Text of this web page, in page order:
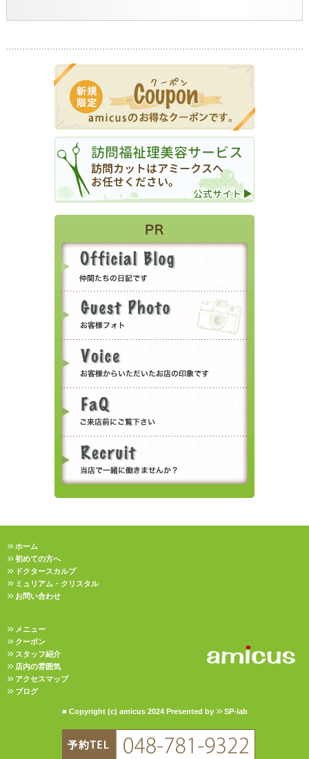
ホーム
初めての方へ
ドクタースカルプ
ミュリアム・クリスタル
お問い合わせ
メニュー
クーポン
スタッフ紹介
店内の雰囲気
アクセスマップ
ブログ
■ Copyright (c) amicus 2024 Presented by SP-lab